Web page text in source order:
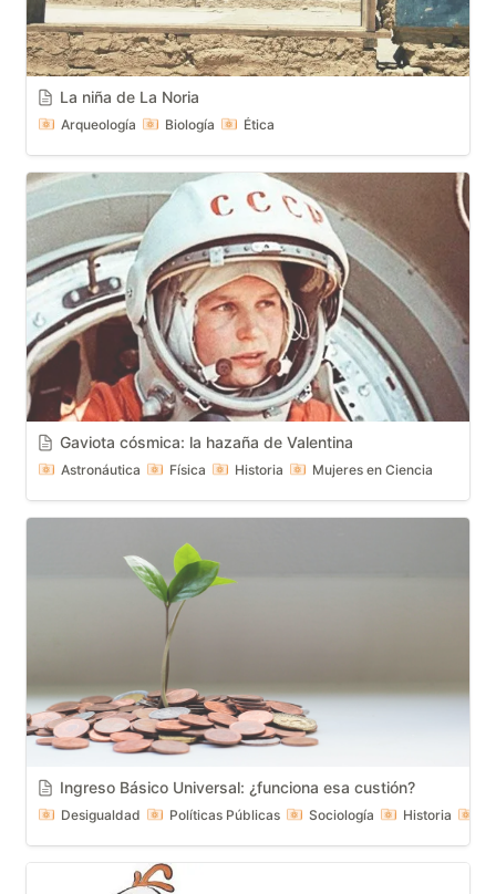
La niña de La Noria
Arqueología Biología Ética
Gaviota cósmica: la hazaña de Valentina
Astronáutica Física Historia Mujeres en Ciencia
Ingreso Básico Universal: ¿funciona esa custión?
Desigualdad Políticas Públicas Sociología Historia